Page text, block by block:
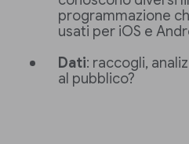
programmazione
usati per iOS e
Dati: raccogli,
al pubblico?